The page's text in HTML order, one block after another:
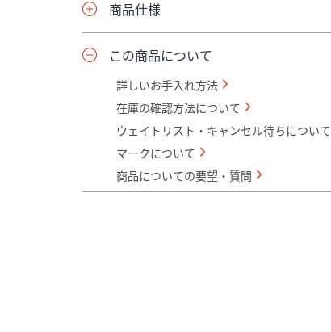
商品仕様
この商品について
詳しいお手入れ方法
在庫の確認方法について
ウェイトリスト・キャンセル待ちについて
マークについて
商品についての要望・質問